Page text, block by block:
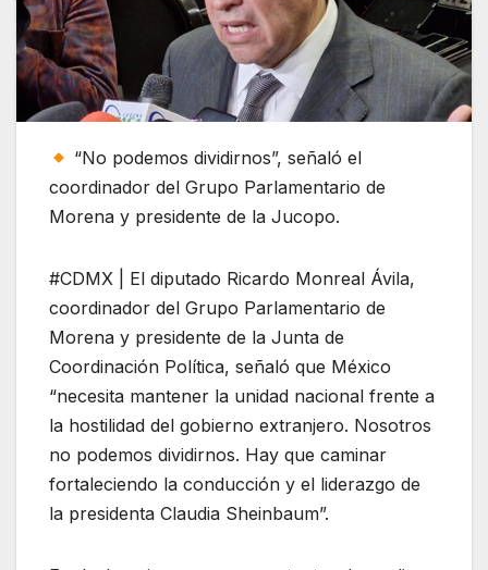
“No podemos dividirnos”, señaló el
coordinador del Grupo Parlamentario de
Morena y presidente de la Jucopo.
#CDMX | El diputado Ricardo Monreal Ávila,
coordinador del Grupo Parlamentario de
Morena y presidente de la Junta de
Coordinación Política, señaló que México
“necesita mantener la unidad nacional frente a
la hostilidad del gobierno extranjero. Nosotros
no podemos dividirnos. Hay que caminar
fortaleciendo la conducción y el liderazgo de
la presidenta Claudia Sheinbaum”.